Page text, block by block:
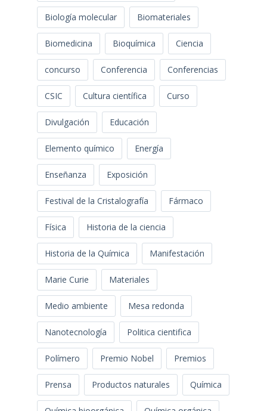
Biología molecular Biomateriales
Biomedicina Bioquímica Ciencia
concurso Conferencia Conferencias
CSIC Cultura científica Curso
Divulgación Educación
Elemento químico Energía
Enseñanza Exposición
Festival de la Cristalografía Fármaco
Física Historia de la ciencia
Historia de la Química Manifestación
Marie Curie Materiales
Medio ambiente Mesa redonda
Nanotecnología Politica cientifica
Polímero Premio Nobel Premios
Prensa Productos naturales Química